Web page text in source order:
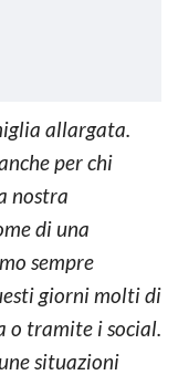
allargata.
per chi
nostra
di una
sempre
giorni molti di
o tramite i social.
situazioni